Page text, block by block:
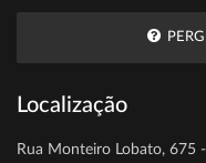
Localização
Rua Monteiro Lobato, 675